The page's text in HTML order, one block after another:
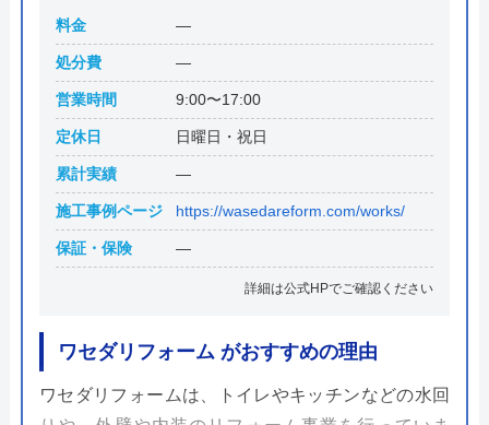
料金 ―
処分費 ―
営業時間 9:00〜17:00
定休日 日曜日・祝日
累計実績 ―
施工事例ページ https://wasedareform.com/works/
保証・保険 ―
詳細は公式HPでご確認ください
ワセダリフォーム がおすすめの理由
ワセダリフォームは、トイレやキッチンなどの水回